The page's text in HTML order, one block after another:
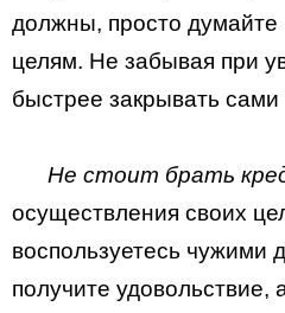
должны, просто думайте
целям. Не забывая при
быстрее закрывать сами
Не стоит брать
осуществления своих
воспользуетесь чужими
получите удовольствие,